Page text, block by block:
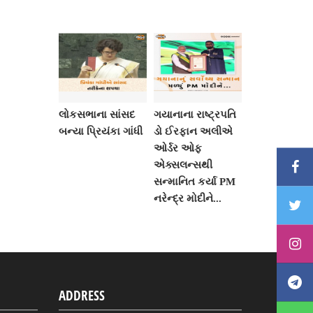
લોકસભાના સાંસદ
બન્યા પ્રિયંકા ગાંધી
ગયાનાના રાષ્ટ્રપતિ
ડો ઈરફાન અલીએ
ઓર્ડર ઓફ
એક્સલન્સથી
સન્માનિત કર્યા PM
નરેન્દ્ર મોદીને...
ADDRESS